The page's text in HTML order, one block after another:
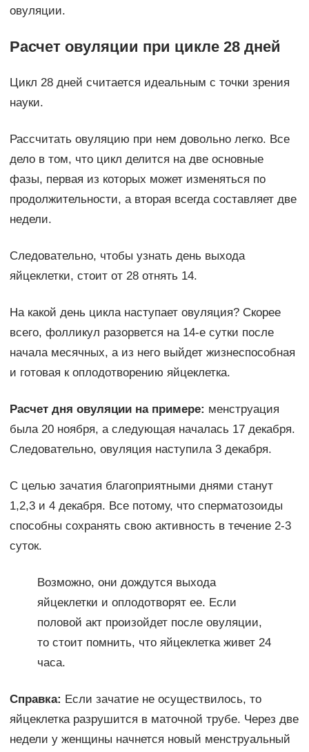
овуляции.
Расчет овуляции при цикле 28 дней
Цикл 28 дней считается идеальным с точки зрения
науки.
Рассчитать овуляцию при нем довольно легко. Все
дело в том, что цикл делится на две основные
фазы, первая из которых может изменяться по
продолжительности, а вторая всегда составляет две
недели.
Следовательно, чтобы узнать день выхода
яйцеклетки, стоит от 28 отнять 14.
На какой день цикла наступает овуляция? Скорее
всего, фолликул разорвется на 14-е сутки после
начала месячных, а из него выйдет жизнеспособная
и готовая к оплодотворению яйцеклетка.
Расчет дня овуляции на примере: менструация
была 20 ноября, а следующая началась 17 декабря.
Следовательно, овуляция наступила 3 декабря.
С целью зачатия благоприятными днями станут
1,2,3 и 4 декабря. Все потому, что сперматозоиды
способны сохранять свою активность в течение 2-3
суток.
Возможно, они дождутся выхода
яйцеклетки и оплодотворят ее. Если
половой акт произойдет после овуляции,
то стоит помнить, что яйцеклетка живет 24
часа.
Справка: Если зачатие не осуществилось, то
яйцеклетка разрушится в маточной трубе. Через две
недели у женщины начнется новый менструальный